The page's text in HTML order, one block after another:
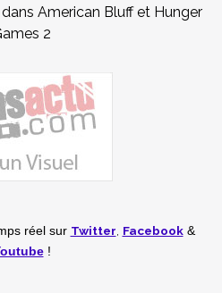
dans American Bluff et Hunger
2
réel sur Twitter Facebook&
!